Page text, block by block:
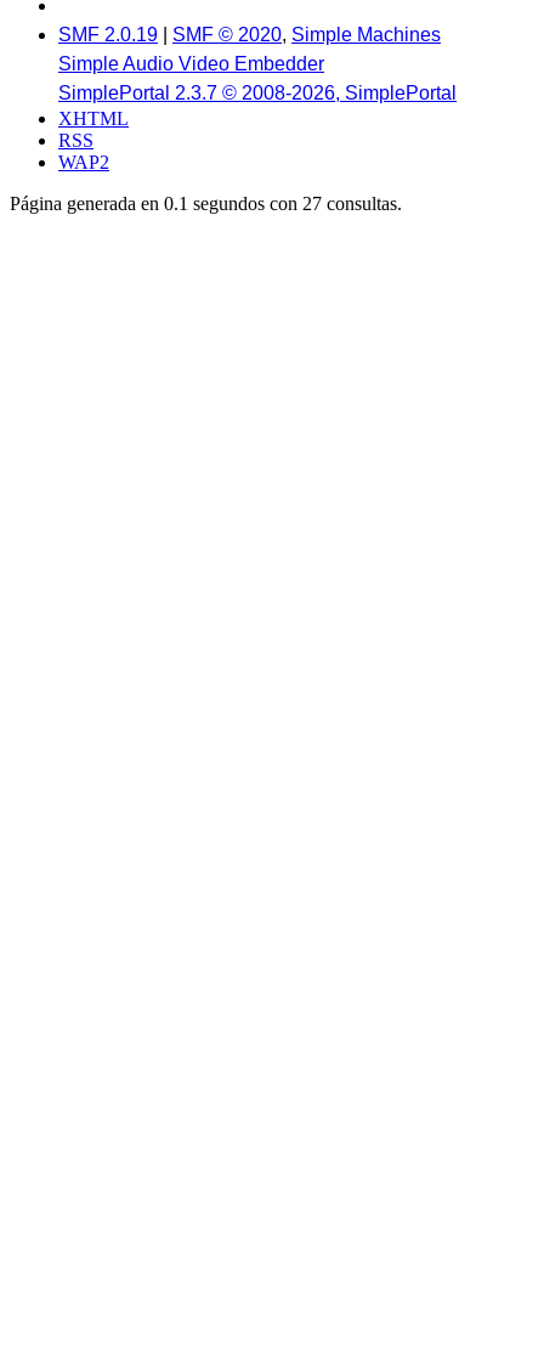
SMF 2.0.19 SMF © 2020, Simple Machines
Simple Audio Video Embedder
SimplePortal 2.3.7 © 2008-2026, SimplePortal
XHTML
RSS
WAP2
Página generada en 0.1 segundos con 27 consultas.